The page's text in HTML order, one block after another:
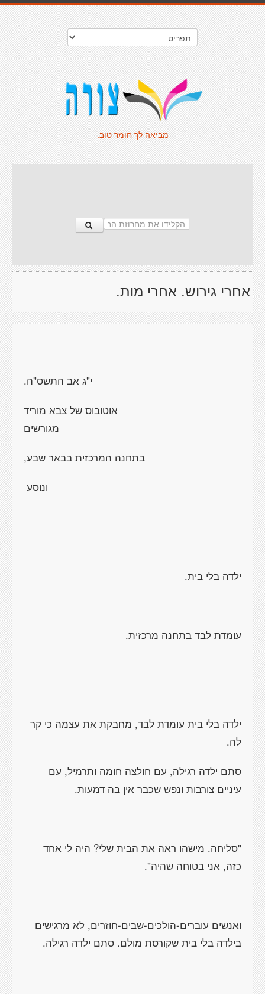
מביאה לך חומר טוב.
אחרי גירוש. אחרי מות.
י"ג אב התשס"ה.
אוטובוס של צבא מוריד
מגורשים
בתחנה המרכזית בבאר שבע,
ונוסע
ילדה בלי בית.
עומדת לבד בתחנה מרכזית.
ילדה בלי בית עומדת לבד, מחבקת את עצמה כי קר
לה.
סתם ילדה רגילה, עם חולצה חומה ותרמיל, עם
עיניים צורבות ונפש שכבר אין בה דמעות.
"סליחה. מישהו ראה את הבית שלי? היה לי אחד
כזה, אני בטוחה שהיה".
ואנשים עוברים-הולכים-שבים-חוזרים, לא מרגישים
בילדה בלי בית שקורסת מולם. סתם ילדה רגילה.